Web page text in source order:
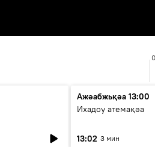
Ажәабжьқәа 13:00
Ихадоу атемақәа
13:02 3 мин